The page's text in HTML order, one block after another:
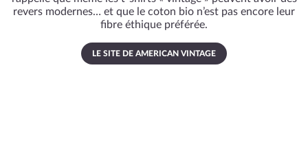
revers modernes… et que le coton bio n’est pas encore leur
fibre éthique préférée.
LE SITE DE AMERICAN VINTAGE